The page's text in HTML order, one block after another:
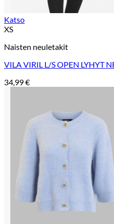
Katso
XS
Naisten neuletakit
VILA VIRIL L/S OPEN LYHYT
34,99€